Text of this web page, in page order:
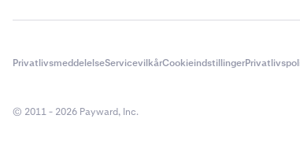
PrivatlivsmeddelelseServicevilkårCookieindstillinger
© 2011 - 2026 Payward, Inc.